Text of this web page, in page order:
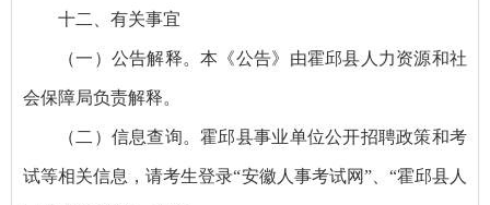
十二、有关事宜
（一）公告解释。本《公告》由霍邱县人力资源和社
会保障局负责解释。
（二）信息查询。霍邱县事业单位公开招聘政策和考
试等相关信息，请考生登录“安徽人事考试网”、“霍邱县人